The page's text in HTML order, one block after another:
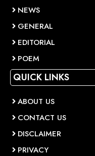
NEWS
GENERAL
EDITORIAL
POEM
QUICK LINKS
ABOUT US
CONTACT US
DISCLAIMER
PRIVACY